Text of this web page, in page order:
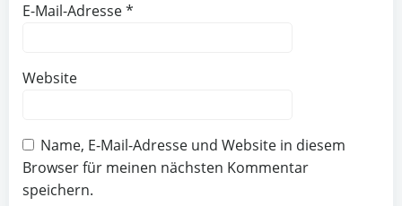
E-Mail-Adresse*
Website
Name, E-Mail-Adresse und Website in diesem
Browser für meinen nächsten Kommentar
speichern.